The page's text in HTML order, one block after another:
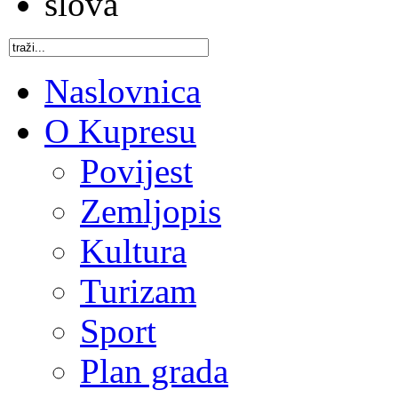
Naslovnica
O Kupresu
Povijest
Zemljopis
Kultura
Turizam
Sport
Plan grada